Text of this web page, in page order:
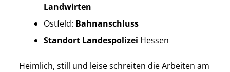
Landwirten
Ostfeld: Bahnanschluss
Standort Landespolizei Hessen
Heimlich, still und leise schreiten die Arbeiten am